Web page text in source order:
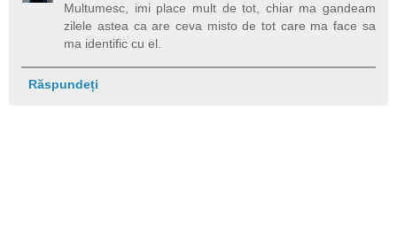
Multumesc, imi place mult de tot, chiar ma gandeam
zilele astea ca are ceva misto de tot care ma face sa
ma identific cu el.
Răspundeți